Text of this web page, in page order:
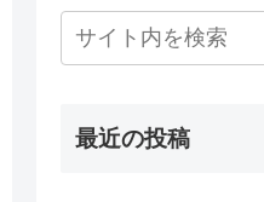
最近の投稿